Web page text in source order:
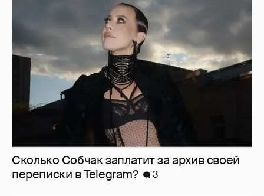
Сколько Собчак заплатит за архив своей
перeписки в Telegram?
3